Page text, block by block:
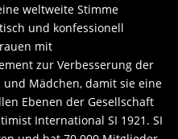
weltweite Stimme
und konfessionell
mit
zur Verbesserung der
Mädchen, damit sie eine
Ebenen der Gesellschaft
International SI 1921. SI